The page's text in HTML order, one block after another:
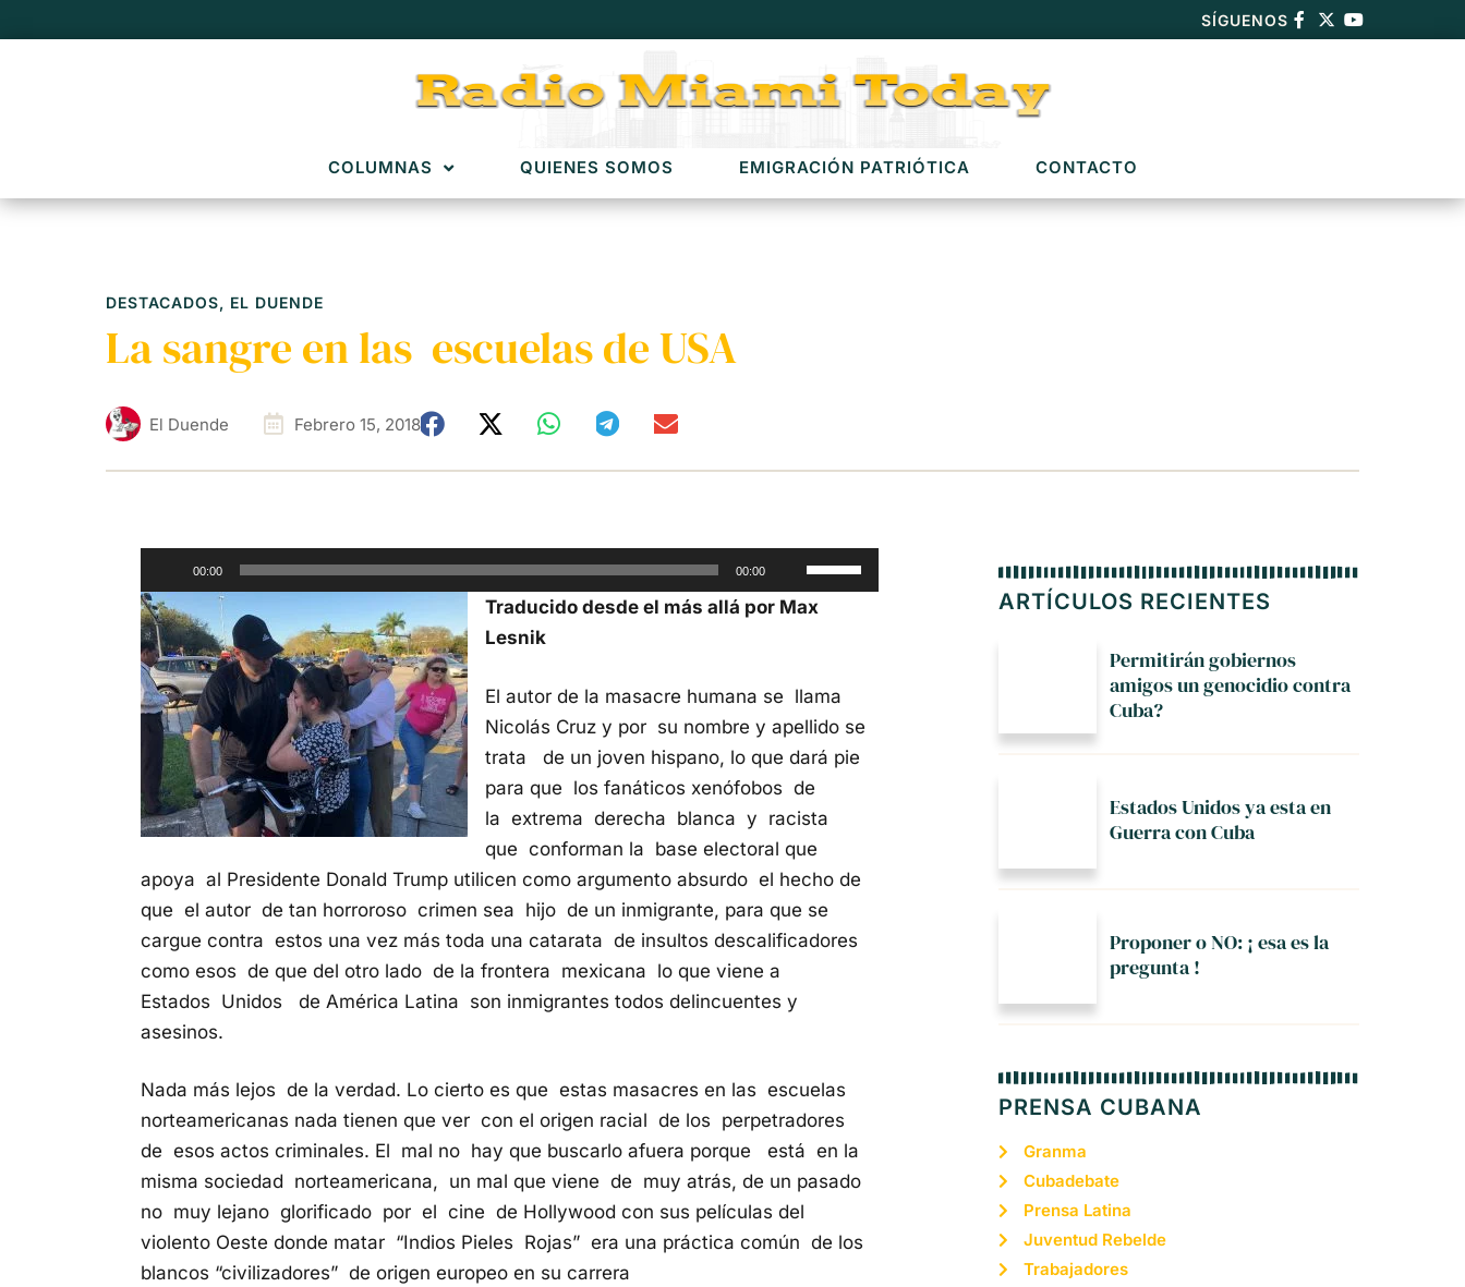
SÍGUENOS
COLUMNAS QUIENES SOMOS EMIGRACIÓN PATRIÓTICA CONTACTO
DESTACADOS, EL DUENDE
La sangre en las escuelas de USA
El Duende Febrero 15, 2018
Reproductor
de
audio
00:00 00:00
Utiliza
las
arriba/abajo
para
aumentar
el
Traducido desde el más allá por Max
Lesnik
El autor de la masacre humana se llama
Nicolás Cruz y por su nombre y apellido se
trata de un joven hispano, lo que dará pie
para que los fanáticos xenófobos de
la extrema derecha blanca y racista
que conforman la base electoral que
apoya al Presidente Donald Trump utilicen como argumento absurdo el hecho de
que el autor de tan horroroso crimen sea hijo de un inmigrante, para que se
cargue contra estos una vez más toda una catarata de insultos descalificadores
como esos de que del otro lado de la frontera mexicana lo que viene a
Estados Unidos de América Latina son inmigrantes todos delincuentes y
asesinos.
Nada más lejos de la verdad. Lo cierto es que estas masacres en las escuelas
norteamericanas nada tienen que ver con el origen racial de los perpetradores
de esos actos criminales. El mal no hay que buscarlo afuera porque está en la
misma sociedad norteamericana, un mal que viene de muy atrás, de un pasado
no muy lejano glorificado por el cine de Hollywood con sus películas del
violento Oeste donde matar “Indios Pieles Rojas” era una práctica común de los
blancos “civilizadores” de origen europeo en su carrera
ARTÍCULOS RECIENTES
Permitirán gobiernos
amigos un genocidio contra
Cuba?
Estados Unidos ya esta en
Guerra con Cuba
Proponer o NO: ¡ esa es la
pregunta !
PRENSA CUBANA
Granma
Cubadebate
Prensa Latina
Juventud Rebelde
Trabajadores